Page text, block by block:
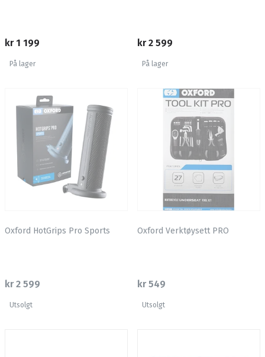
kr 1 199
På lager
kr 2 599
På lager
Oxford HotGrips Pro Sports
kr 2 599
Utsolgt
Oxford Verktøysett PRO
kr 549
Utsolgt